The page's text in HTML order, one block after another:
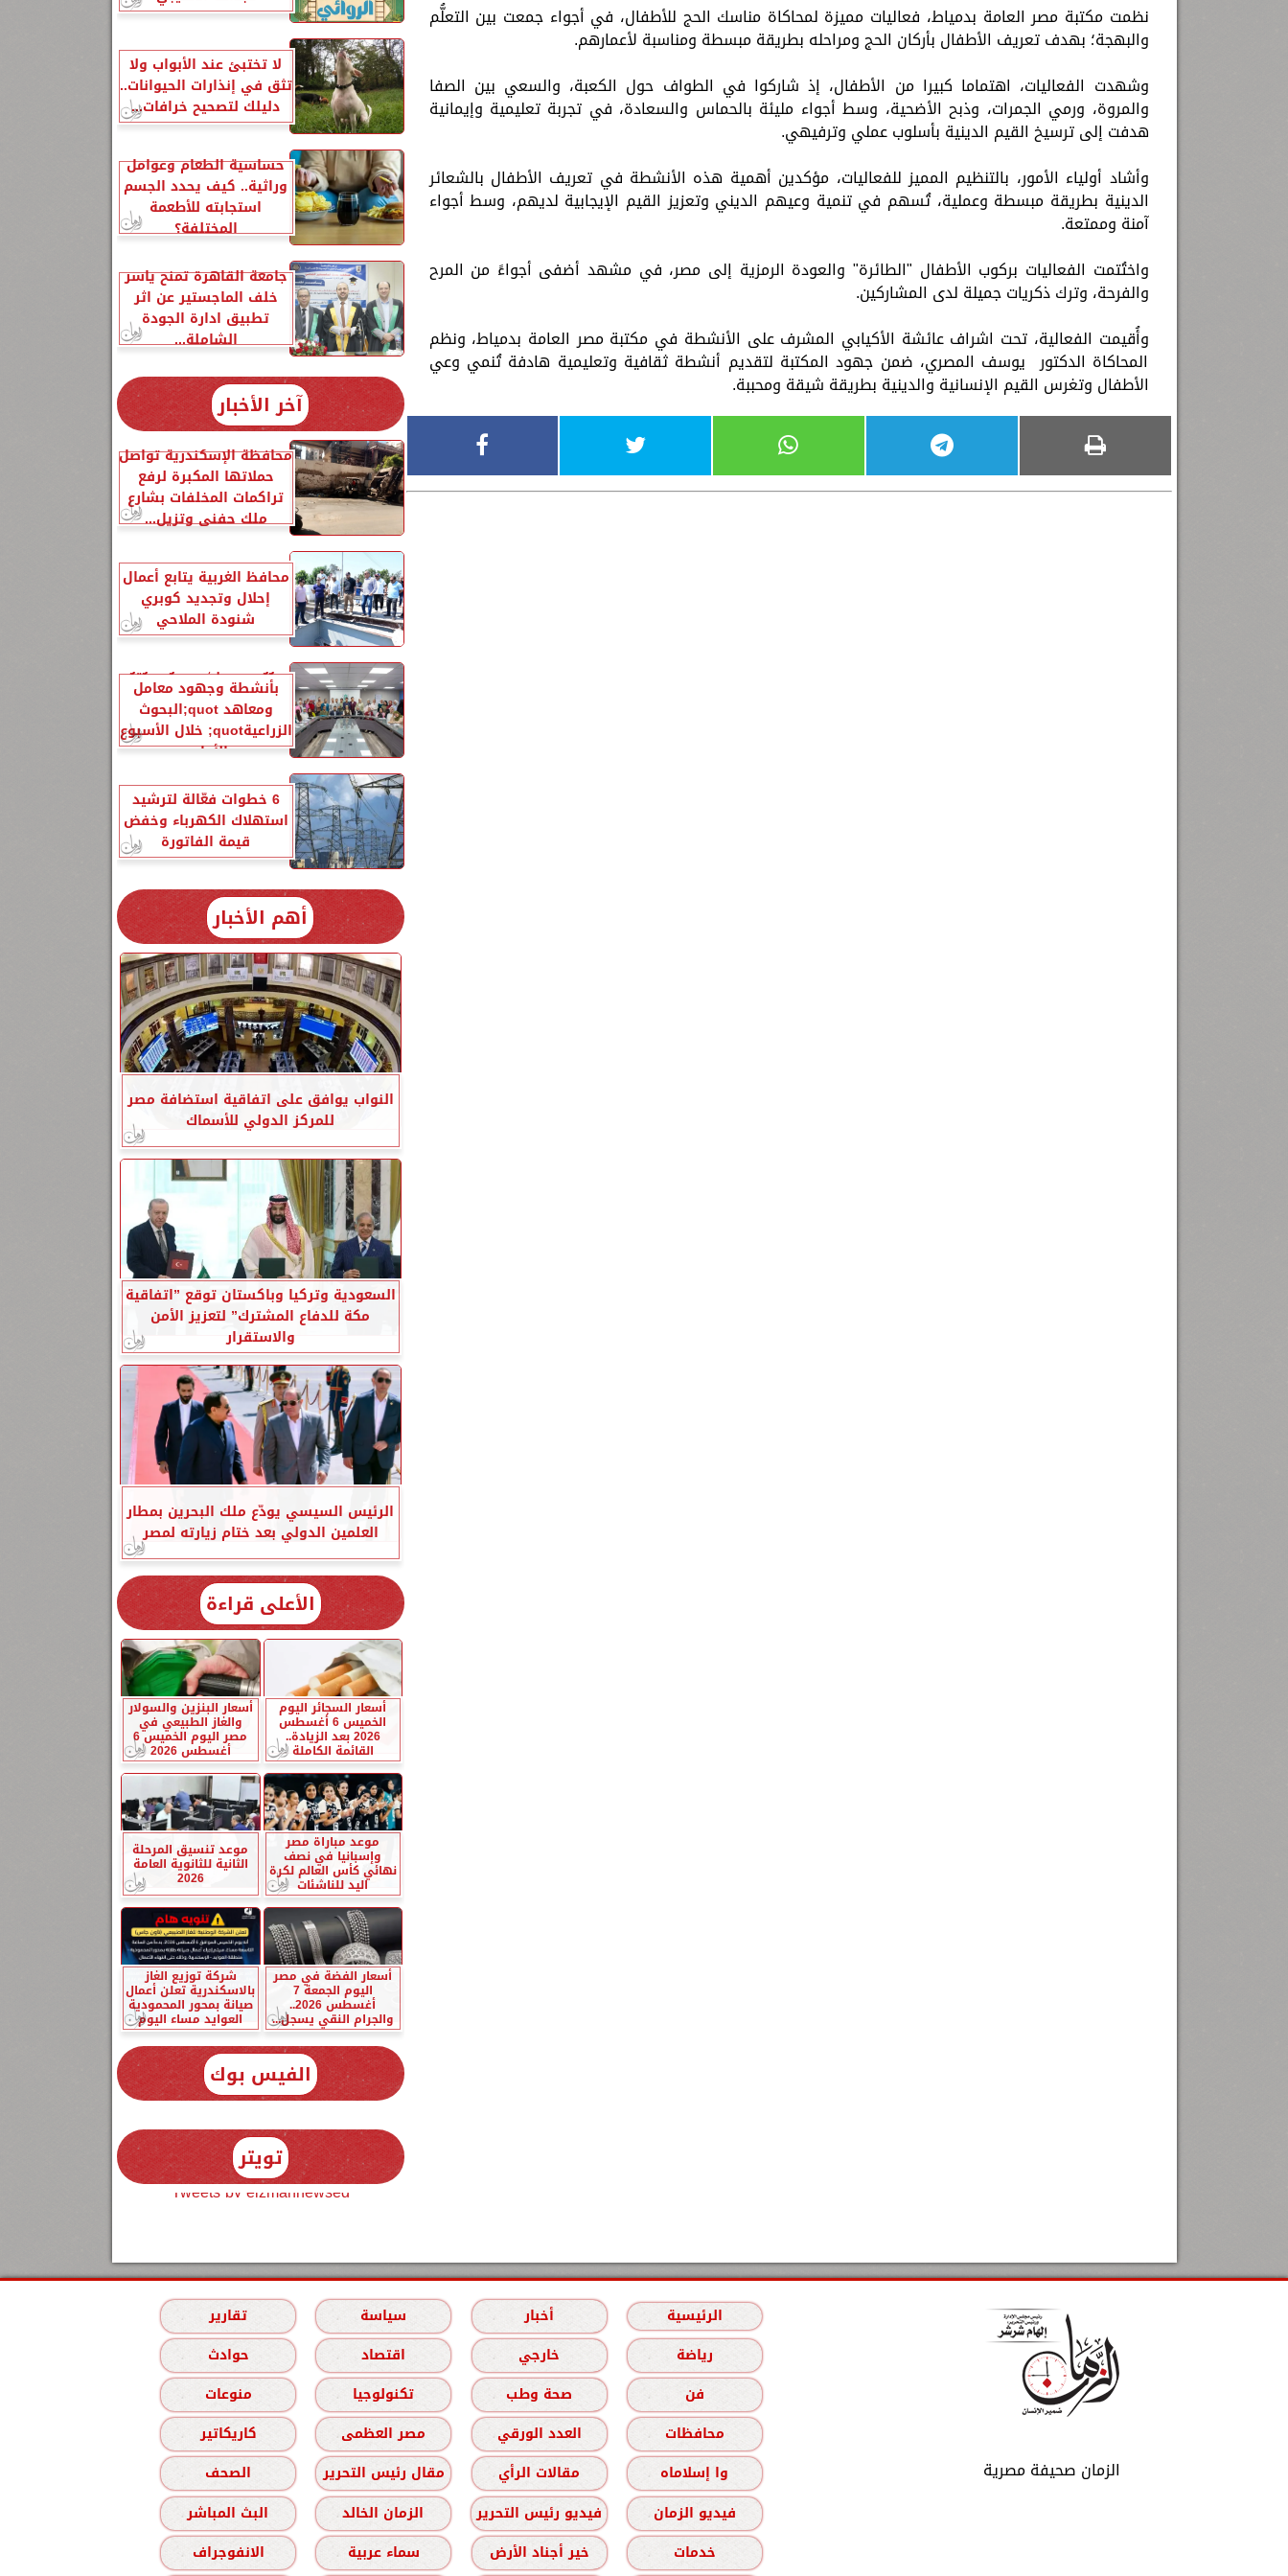
نظمت مكتبة مصر العامة بدمياط، فعاليات مميزة لمحاكاة مناسك الحج للأطفال، في أجواء جمعت بين التعلُّم
والبهجة؛ بهدف تعريف الأطفال بأركان الحج ومراحله بطريقة مبسطة ومناسبة لأعمارهم.
وشهدت الفعاليات، اهتماما كبيرا من الأطفال، إذ شاركوا في الطواف حول الكعبة، والسعي بين الصفا
والمروة، ورمي الجمرات، وذبح الأضحية، وسط أجواء مليئة بالحماس والسعادة، في تجربة تعليمية وإيمانية
هدفت إلى ترسيخ القيم الدينية بأسلوب عملي وترفيهي.
وأشاد أولياء الأمور، بالتنظيم المميز للفعاليات، مؤكدين أهمية هذه الأنشطة في تعريف الأطفال بالشعائر
الدينية بطريقة مبسطة وعملية، تُسهم في تنمية وعيهم الديني وتعزيز القيم الإيجابية لديهم، وسط أجواء
آمنة وممتعة.
واختُتمت الفعاليات بركوب الأطفال "الطائرة" والعودة الرمزية إلى مصر، في مشهد أضفى أجواءً من المرح
والفرحة، وترك ذكريات جميلة لدى المشاركين.
وأُقيمت الفعالية، تحت اشراف عائشة الأكيابي المشرف على الأنشطة في مكتبة مصر العامة بدمياط، ونظم
المحاكاة الدكتور يوسف المصري، ضمن جهود المكتبة لتقديم أنشطة ثقافية وتعليمية هادفة تُنمي وعي
الأطفال وتغرس القيم الإنسانية والدينية بطريقة شيقة ومحببة.
لا تختبئ عند الأبواب ولا
تثق في إنذارات الحيوانات..
دليلك لتصحيح خرافات...
حساسية الطعام وعوامل
وراثية.. كيف يحدد الجسم
استجابته للأطعمة
المختلفة؟
جامعة القاهرة تمنح ياسر
خلف الماجستير عن اثر
تطبيق ادارة الجودة
الشاملة...
آخر الأخبار
محافظة الإسكندرية تواصل
حملاتها المكبرة لرفع
تراكمات المخلفات بشارع
ملك حفني وتزيل...
محافظ الغربية يتابع أعمال
إحلال وتجديد كوبري
شنودة الملاحي
الزراعةquot; تنشر تقريرًا
بأنشطة وجهود معامل
ومعاهد quot;البحوث
الزراعيةquot; خلال الأسبوع
الأول...
6 خطوات فعّالة لترشيد
استهلاك الكهرباء وخفض
قيمة الفاتورة
أهم الأخبار
النواب يوافق على اتفاقية استضافة مصر
للمركز الدولي للأسماك
السعودية وتركيا وباكستان توقع ”اتفاقية
مكة للدفاع المشترك” لتعزيز الأمن
والاستقرار
الرئيس السيسي يودّع ملك البحرين بمطار
العلمين الدولي بعد ختام زيارته لمصر
الأعلى قراءة
أسعار السجائر اليوم
الخميس 6 أغسطس
2026 بعد الزيادة..
القائمة الكاملة
أسعار البنزين والسولار
والغاز الطبيعي في
مصر اليوم الخميس 6
أغسطس 2026
موعد مباراة مصر
وإسبانيا في نصف
نهائي كأس العالم لكرة
اليد للناشئات
موعد تنسيق المرحلة
الثانية للثانوية العامة
2026
أسعار الفضة في مصر
اليوم الجمعة 7
أغسطس 2026..
والجرام النقي يسجل...
شركة توزيع الغاز
بالاسكندرية تعلن أعمال
صيانة بمحور المحمودية
العوايد مساء اليوم
الفيس بوك
تويتر
Tweets by elzmannewseg
الزمان صحيفة مصرية
الرئيسية أخبار سياسة
تقارير
رياضة
خارجي اقتصاد
حوادث
فن
صحة وطب تكنولوجيا
منوعات
محافظات
العدد الورقي مصر العظمى
كاريكاتير
وا إسلاماه
مقالات الرأي مقال رئيس التحرير
الصحف
فيديو الزمان
فيديو رئيس التحرير الزمان الخالد
البث المباشر
خدمات
خير أجناد الأرض سماء عربية الانفوجراف